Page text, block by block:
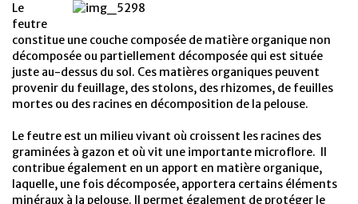
Le
feutre
constitue une couche composée de matière organique non
décomposée ou partiellement décomposée qui est située
juste au-dessus du sol. Ces matières organiques peuvent
provenir du feuillage, des stolons, des rhizomes, de feuilles
mortes ou des racines en décomposition de la pelouse.
Le feutre est un milieu vivant où croissent les racines des
graminées à gazon et où vit une importante microflore. Il
contribue également en un apport en matière organique,
laquelle, une fois décomposée, apportera certains éléments
minéraux à la pelouse. Il permet également de protéger le